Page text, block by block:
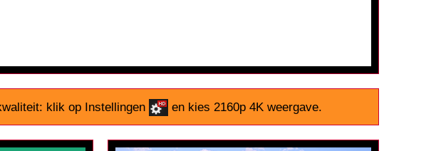
klik op Instellingen en kies 2160p 4K weergave.